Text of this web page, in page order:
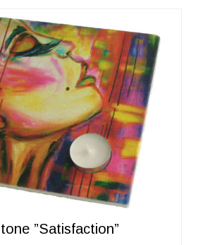
”Satisfaction”